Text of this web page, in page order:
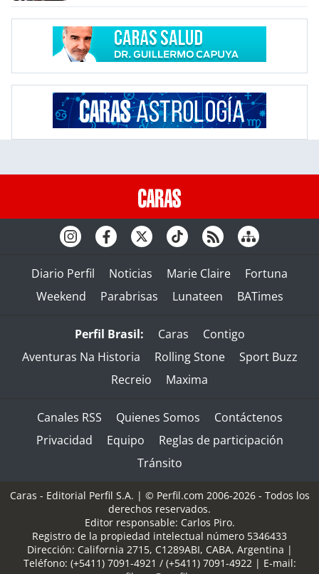
Diario Perfil Noticias Marie Claire
Fortuna
Weekend
Parabrisas Lunateen BATimes
Perfil Brasil: Caras
Contigo
Aventuras Na Historia
Rolling Stone
Sport Buzz
Recreio
Maxima
Canales RSS Quienes Somos
Contáctenos
Privacidad
Equipo
Reglas de participación
Tránsito
Caras - Editorial Perfil S.A. | © Perfil.com 2006-2026 - Todos los
derechos reservados.
Editor responsable: Carlos Piro.
Registro de la propiedad intelectual número 5346433
Dirección: California 2715, C1289ABI, CABA, Argentina |
Teléfono: (+5411) 7091-4921 / (+5411) 7091-4922| E-mail: